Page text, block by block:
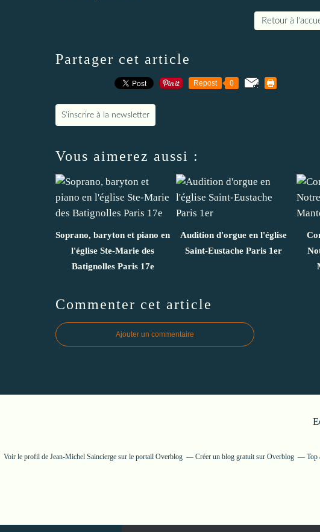
Retour à
Partager cet article
Repost 0
S'inscrire à la newsletter
Vous aimerez aussi :
Soprano, baryton et piano en
l'église Ste-Marie des
Batignolles Paris 17e
Audition d'orgue en l'église
Saint-Eustache Paris 1er
Commenter cet article
Ajouter un commentaire
Voir le profil de Jean-Michel Sainciergesur le portail Overblog Créer un blog gratuit sur Overblog Top